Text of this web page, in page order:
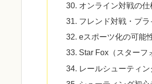
オンライン対戦の仕
フレンド対戦・プ
eスポーツ化の可能
Star Fox（スターフ
レールシューティン